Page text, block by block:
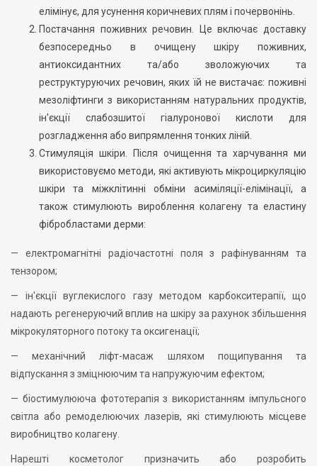
елімінує, для усунення коричневих плям і почервонінь.
Постачання поживних речовин. Це включає доставку
безпосередньо в очищену шкіру поживних,
антиоксидантних та/або зволожуючих та
реструктуруючих речовин, яких їй не вистачає: поживні
мезоліфтинги з використанням натуральних продуктів,
ін'єкції слабозшитої гіалуронової кислоти для
розгладження або випрямлення тонких ліній.
Стимуляція шкіри. Після очищення та харчування ми
використовуємо методи, які активують мікроциркуляцію
шкіри та міжклітинні обміни асиміляції-елімінації, а
також стимулюють вироблення колагену та еластину
фібробластами дерми:
— електромагнітні радіочастотні поля з рафінуванням та
тензором;
— ін'єкції вуглекислого газу методом карбокситерапії, що
надають регенеруючий вплив на шкіру за рахунок збільшення
мікрокуляторного потоку та оксигенації;
— механічний ліфт-масаж шляхом пощипування та
відпускання з зміцнюючим та напружуючим ефектом;
— біостимулююча фототерапія з використанням імпульсного
світла або ремоделюючих лазерів, які стимулюють місцеве
виробництво колагену.
Нарешті косметолог призначить або розробить